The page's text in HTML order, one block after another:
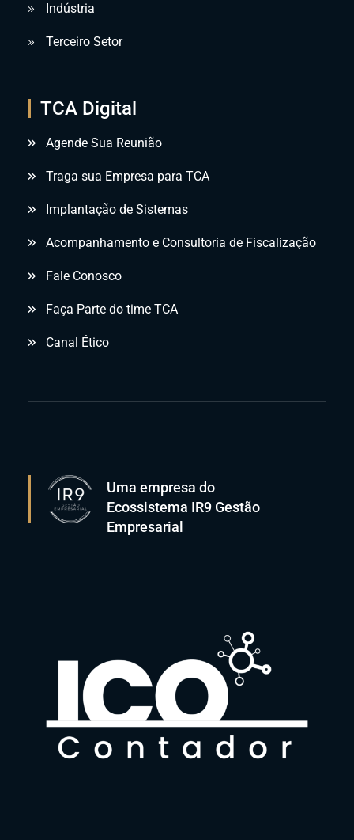
Indústria
Terceiro Setor
TCA Digital
Agende Sua Reunião
Traga sua Empresa para TCA
Implantação de Sistemas
Acompanhamento e Consultoria de Fiscalização
Fale Conosco
Faça Parte do time TCA
Canal Ético
Uma empresa do
Ecossistema IR9 Gestão
Empresarial